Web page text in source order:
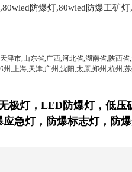
防爆灯,80wled防爆工矿
津市,山东省,广西,河北省,湖南省,陕西
,上海,天津,广州,沈阳,太原,郑州,杭州,
极灯，LED防爆灯， 低压
应急灯，防爆标志灯，防